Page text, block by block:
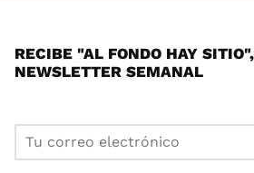
RECIBE "AL FONDO HAY
NEWSLETTER SEMANAL